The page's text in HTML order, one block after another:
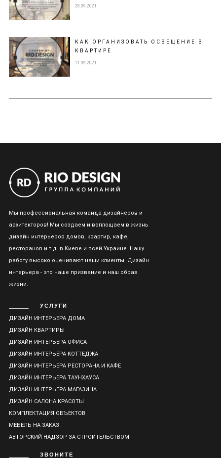
28.09.2021
КАК ОРГАНИЗОВАТЬ ОСВЕЩЕНИЕ В
КВАРТИРЕ
11.09.2021
Мы профессиональная команда дизайнеров и
архитекторов! Мы создаем и воплощаем в жизнь
дизайн интерьеров домов, квартир, кафе,
ресторанов и т.д. в Киеве и всей Украине. Нашу
работу высоко оценивают наши клиенты. Дизайн
интерьера - это наше призвание и наш образ
жизни.
УСЛУГИ
ДИЗАЙН ИНТЕРЬЕРА ДОМА
ДИЗАЙН КВАРТИРЫ
ДИЗАЙН ИНТЕРЬЕРА ОФИСА
ДИЗАЙН ИНТЕРЬЕРА КОТТЕДЖА
ДИЗАЙН ИНТЕРЬЕРА РЕСТОРАНА И КАФЕ
ДИЗАЙН ИНТЕРЬЕРА ТАУНХАУСА
ДИЗАЙН ИНТЕРЬЕРА МАГАЗИНА
ДИЗАЙН САЛОНА КРАСОТЫ
КОМПЛЕКТАЦИЯ ОБЪЕКТОВ
МЕБЕЛЬ НА ЗАКАЗ
АВТОРСКИЙ НАДЗОР ЗА СТРОИТЕЛЬСТВОМ
ЗВОНИТЕ